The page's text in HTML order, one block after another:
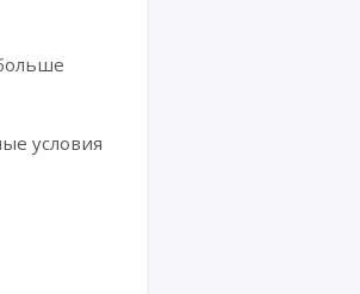
условия